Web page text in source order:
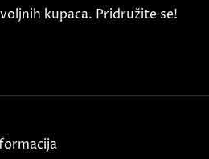
kupaca. Pridružite se!